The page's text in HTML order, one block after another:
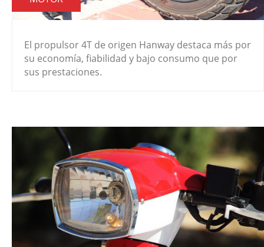
El propulsor 4T de origen Hanway destaca más por
su economía, fiabilidad y bajo consumo que por
sus prestaciones.